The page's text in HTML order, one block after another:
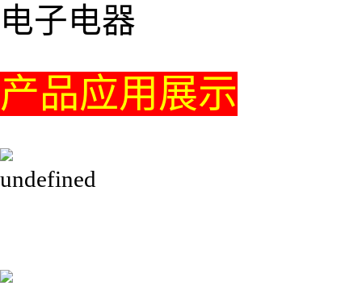
电子电器
产品应用展示